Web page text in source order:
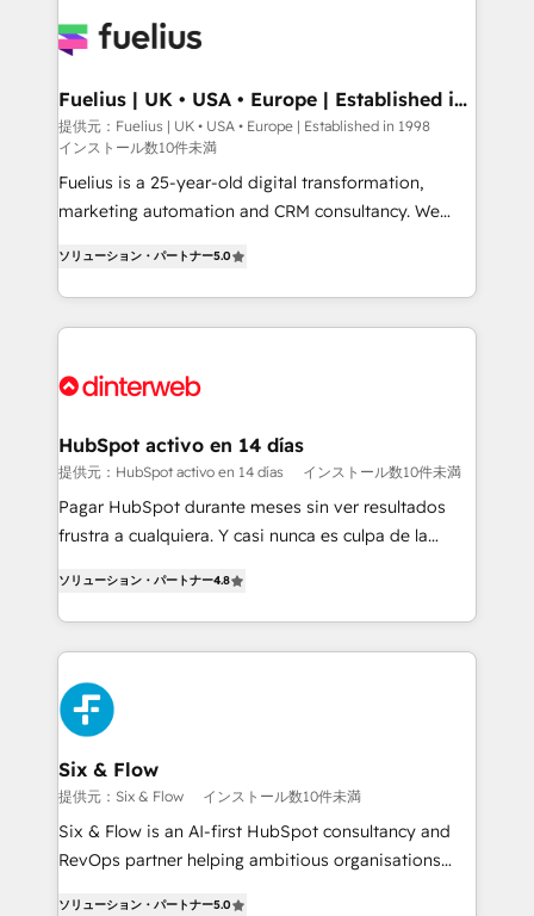
for you and execute it on HubSpot. We are on the
framework, meaning we've been accredited by
HubSpot and vetted by the CCS, which means we
can support public sector companies as well the
other ones listed in our profile. Our services: -
HubSpot implementation - HubSpot CMS website
is there for you to: - Grow revenue, and run your
business more efficiently - Build stronger
relationships with customers - Make better
more people - Get the most out of your HubSpot
Fuelius | UK • USA • Europe | Established in
1998
提供元：Fuelius | UK • USA • Europe | Established in 1998
インストール数10件未満
Fuelius is a 25-year-old digital transformation,
marketing automation and CRM consultancy. We
maximise their return from digital and fuel their
growth. We modernise platforms, streamline
operations that are causing inefficiencies, improve
supercharge revenue operations Key services: • CRM
Transformation / Web Development • RevOps &
Sales Consulting • Marketing Automation What
makes us different? 🚀 Top 0.5% of global HubSpot
agencies ⚙️ The strongest technical ability and
partners who will embed ourselves into your
business, processes and systems 🏢 We specialise in
complex use cases 🏆 CRM Implementation,
Platform Enablement, Custom Integration and
Certified
ソリューション・パートナー5.0
HubSpot activo en 14 días
提供元：HubSpot activo en 14 días インストール数10件未満
Pagar HubSpot durante meses sin ver resultados
frustra a cualquiera. Y casi nunca es culpa de la
implementó. Trabajamos con un catálogo de +80
casos de uso: cada uno resuelve un problema
concreto de tu operación en HubSpot. La entrega
toma de 1 a 3 semanas por caso, abordamos varios
en paralelo cuando tiene sentido, y siempre
confirmamos resultados antes de seguir avanzando.
Empiezas a ver resultados antes de que termine el
mes. 🏆 HubSpot Partner of the Year 2022, máximo
reconocimiento del ecosistema. Elite Solutions
Partner, el nivel más alto. +700 clientes
Hospital ABC, Hogares Unión, Yves Rocher,
ソリューション・パートナー4.8
Six & Flow
提供元：Six & Flow インストール数10件未満
Six & Flow is an AI-first HubSpot consultancy and
RevOps partner helping ambitious organisations
ソリューション・パートナー5.0